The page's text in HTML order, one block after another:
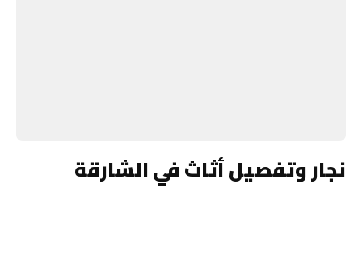
نجار وتفصيل أثاث في الشارقة